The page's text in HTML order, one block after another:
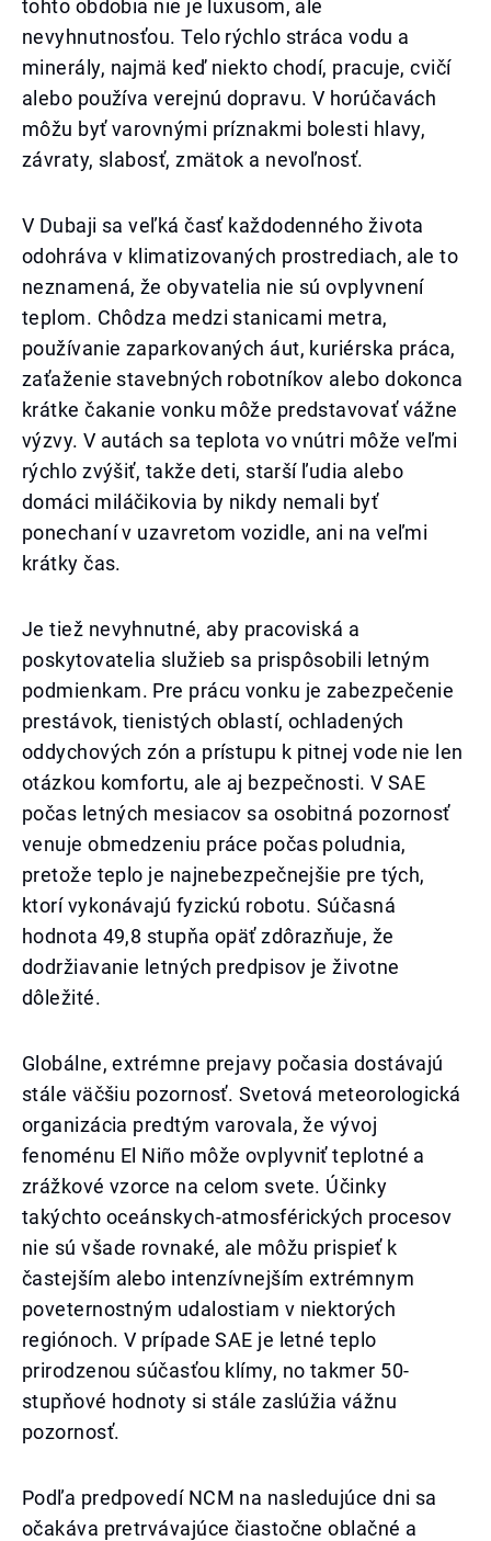
tohto obdobia nie je luxusom, ale
nevyhnutnosťou. Telo rýchlo stráca vodu a
minerály, najmä keď niekto chodí, pracuje, cvičí
alebo používa verejnú dopravu. V horúčavách
môžu byť varovnými príznakmi bolesti hlavy,
závraty, slabosť, zmätok a nevoľnosť.
V Dubaji sa veľká časť každodenného života
odohráva v klimatizovaných prostrediach, ale to
neznamená, že obyvatelia nie sú ovplyvnení
teplom. Chôdza medzi stanicami metra,
používanie zaparkovaných áut, kuriérska práca,
zaťaženie stavebných robotníkov alebo dokonca
krátke čakanie vonku môže predstavovať vážne
výzvy. V autách sa teplota vo vnútri môže veľmi
rýchlo zvýšiť, takže deti, starší ľudia alebo
domáci miláčikovia by nikdy nemali byť
ponechaní v uzavretom vozidle, ani na veľmi
krátky čas.
Je tiež nevyhnutné, aby pracoviská a
poskytovatelia služieb sa prispôsobili letným
podmienkam. Pre prácu vonku je zabezpečenie
prestávok, tienistých oblastí, ochladených
oddychových zón a prístupu k pitnej vode nie len
otázkou komfortu, ale aj bezpečnosti. V SAE
počas letných mesiacov sa osobitná pozornosť
venuje obmedzeniu práce počas poludnia,
pretože teplo je najnebezpečnejšie pre tých,
ktorí vykonávajú fyzickú robotu. Súčasná
hodnota 49,8 stupňa opäť zdôrazňuje, že
dodržiavanie letných predpisov je životne
dôležité.
Globálne, extrémne prejavy počasia dostávajú
stále väčšiu pozornosť. Svetová meteorologická
organizácia predtým varovala, že vývoj
fenoménu El Niño môže ovplyvniť teplotné a
zrážkové vzorce na celom svete. Účinky
takýchto oceánskych-atmosférických procesov
nie sú všade rovnaké, ale môžu prispieť k
častejším alebo intenzívnejším extrémnym
poveternostným udalostiam v niektorých
regiónoch. V prípade SAE je letné teplo
prirodzenou súčasťou klímy, no takmer 50-
stupňové hodnoty si stále zaslúžia vážnu
pozornosť.
Podľa predpovedí NCM na nasledujúce dni sa
očakáva pretrvávajúce čiastočne oblačné a